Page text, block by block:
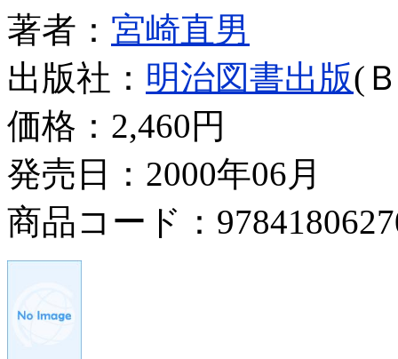
著者： 宮崎直男
出版社： 明治図書出版(
価格： 2,460円
発売日：2000年06月
商品コード：